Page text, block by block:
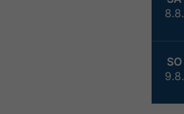
8.8.
SO
9.8.